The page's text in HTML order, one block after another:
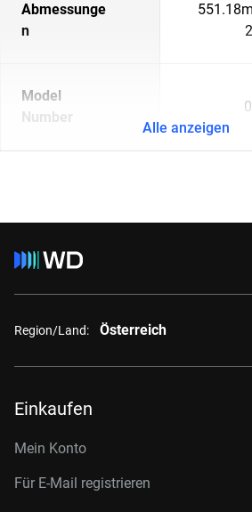
Abmessunge
n
Model
Number
Alle anzeigen
Region/Land: Österreich
Einkaufen
Mein Konto
Für E-Mail registrieren